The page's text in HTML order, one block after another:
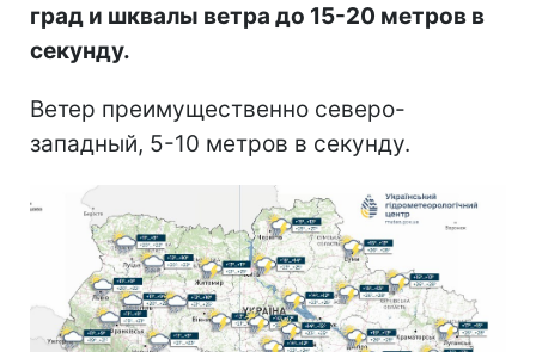
град и шквалы ветра до 15-20 метров в
секунду.
Ветер преимущественно северо-
западный, 5-10 метров в секунду.